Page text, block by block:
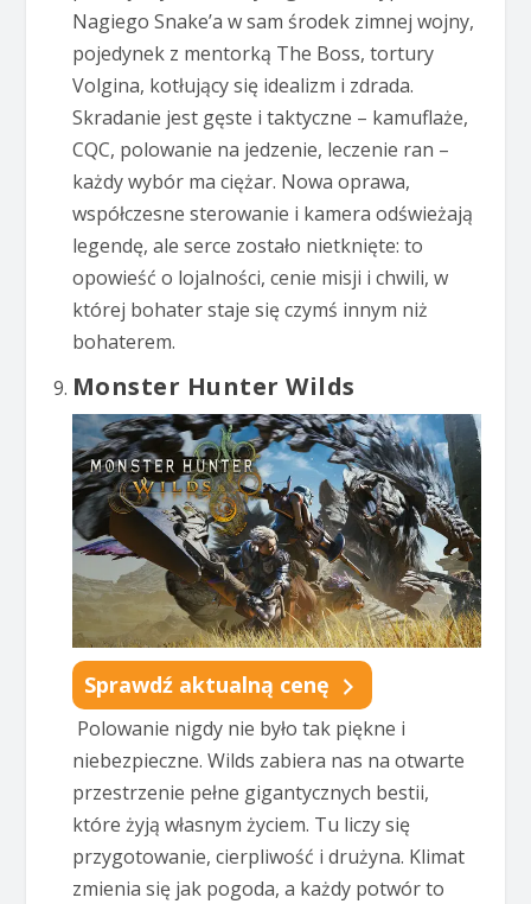
Nagiego Snake’a w sam środek zimnej wojny,
pojedynek z mentorką The Boss, tortury
Volgina, kotłujący się idealizm i zdrada.
Skradanie jest gęste i taktyczne – kamuflaże,
CQC, polowanie na jedzenie, leczenie ran –
każdy wybór ma ciężar. Nowa oprawa,
współczesne sterowanie i kamera odświeżają
legendę, ale serce zostało nietknięte: to
opowieść o lojalności, cenie misji i chwili, w
której bohater staje się czymś innym niż
bohaterem.
Monster Hunter Wilds
Sprawdź aktualną cenę
Polowanie nigdy nie było tak piękne i
niebezpieczne. Wilds zabiera nas na otwarte
przestrzenie pełne gigantycznych bestii,
które żyją własnym życiem. Tu liczy się
przygotowanie, cierpliwość i drużyna. Klimat
zmienia się jak pogoda, a każdy potwór to